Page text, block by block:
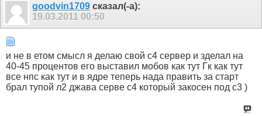
goodvin1709 сказал(-а):
19.03.2011 00:50
и не в етом смысл я делаю свой с4 сервер и зделал на
40-45 процентов его выставил мобов как тут Гк как тут
все нпс как тут и в ядре теперь нада править за старт
брал тупой л2 джава серве с4 который закосен под с3 )